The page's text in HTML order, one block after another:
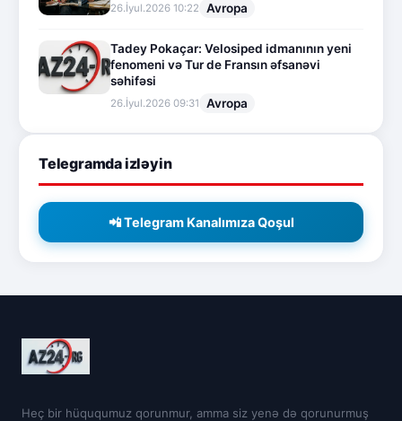
26.İyul.2026 10:22 Avropa
Tadey Pokaçar: Velosiped idmanının yeni
fenomeni və Tur de Fransın əfsanəvi
səhifəsi
26.İyul.2026 09:31 Avropa
Telegramda izləyin
📲 Telegram Kanalımıza Qoşul
Heç bir hüququmuz qorunmur, amma siz yenə də qorunurmuş